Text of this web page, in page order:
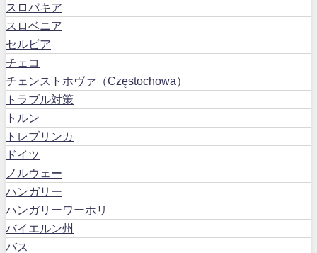
スロバキア
スロベニア
セルビア
チェコ
チェンストホヴァ（Częstochowa）
トラブル対策
トルン
トレブリンカ
ドイツ
ノルウェー
ハンガリー
ハンガリーワーホリ
バイエルン州
バス